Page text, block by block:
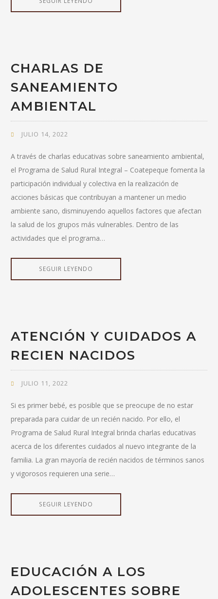
CHARLAS DE
SANEAMIENTO
AMBIENTAL
JULIO 14, 2022
A través de charlas educativas sobre saneamiento ambiental,
el Programa de Salud Rural Integral – Coatepeque fomenta la
participación individual y colectiva en la realización de
acciones básicas que contribuyan a mantener un medio
ambiente sano, disminuyendo aquellos factores que afectan
la salud de los grupos más vulnerables. Dentro de las
actividades que el programa…
SEGUIR LEYENDO
ATENCIÓN Y CUIDADOS A
RECIEN NACIDOS
JULIO 11, 2022
Si es primer bebé, es posible que se preocupe de no estar
preparada para cuidar de un recién nacido. Por ello, el
Programa de Salud Rural Integral brinda charlas educativas
acerca de los diferentes cuidados al nuevo integrante de la
familia. La gran mayoría de recién nacidos de términos sanos
y vigorosos requieren una serie…
SEGUIR LEYENDO
EDUCACIÓN A LOS
ADOLESCENTES SOBRE